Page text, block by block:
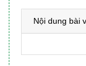
Nội dung bài